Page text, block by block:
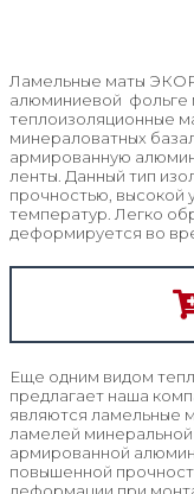
Ламельные маты
алюминиевой фольге
теплоизоляционные
минераловатных
армированную
ленты. Данный тип
прочностью, высокой
температур. Легко
деформируется во
Еще одним видом
предлагает наша
являются ламельные
ламелей
армированной
повышенной